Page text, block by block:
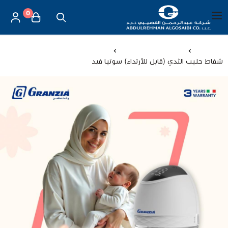
شركة عبد الرحمن القصيبي للتجارة العامة
0 العربية
مستلزمات المساج
أجهزة قياس الحرارة
شفاط حليب الثدي (قابل للأرتداء) سوتيا فيد